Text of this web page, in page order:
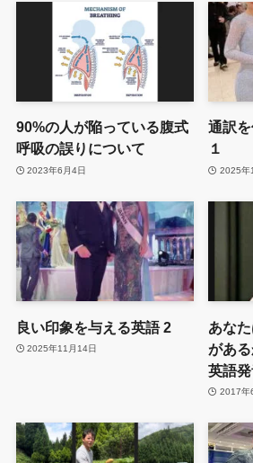
90%の人が陥っている腹式
呼吸の誤りについて
2023年6月4日
通訳
１
2025年
良い印象を与える英語 2
2025年11月14日
あな
があ
英語発
2017年